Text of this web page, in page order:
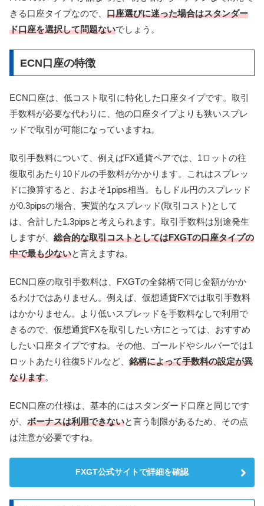
きる口座タイプなので、 口座選びに迷った場合はスタンダー
ド口座を選択して問題ないでしょう。
ECN口座の特徴
ECN口座は、低コスト取引に特化した口座タイプです。取引
手数料が必要な代わりに、他の口座タイプよりも狭いスプレ
ッドで取引が可能になっていますね。
取引手数料について、例えばFX通貨ペアでは、1ロットの往
復取引あたり10ドルの手数料がかかります。これはスプレッ
ドに換算すると、およそ1pips相当。もしドル円のスプレッド
が0.3pipsの場合、実質的なスプレッド(取引コスト)として
は、合計した1.3pipsと考えられます。取引手数料は別途発生
しますが、 総合的な取引コストとしてはFXGTの口座タイプの
中で最も少ないと言えますね。
ECN口座の取引手数料は、FXGTの全銘柄で同じ金額がかか
るわけではありません。例えば、仮想通貨FXでは取引手数料
はかかりません。より低いスプレッドを手数料なしで利用で
きるので、仮想通貨FXを取引したい方にとっては、おすすめ
したい口座タイプですね。その他、ゴールドやシルバーでは1
ロットあたり往復5ドルなど、 銘柄によって手数料の設定が異
なります。
ECN口座の仕様は、基本的にはスタンダード口座と同じです
が、 ボーナスは利用できないと言う制限があるため、その点
は注意が必要ですね。
FXGT公式サイトで詳細を確認